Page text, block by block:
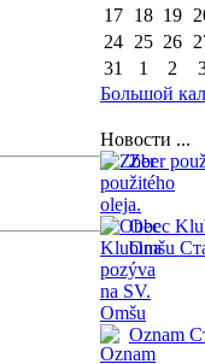
17 18 19
24 25 26
31
1 2
Большой
Новости ...
Zber
Obec
Omšu
Oznam